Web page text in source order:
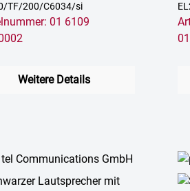
TF/200/C6034/si
01 6109
Weitere Details